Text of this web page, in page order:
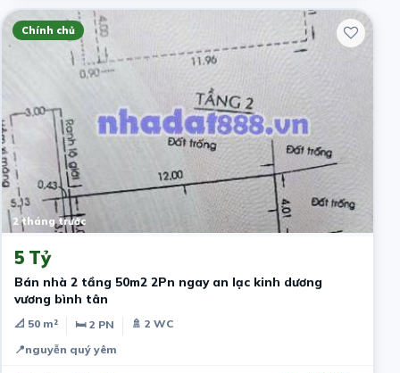
Chính chủ
2 tháng trước
5 Tỷ
Bán nhà 2 tầng 50m2 2Pn ngay an lạc kinh dương
vương bình tân
📐 50 m² 🛏 2 PN
🚿 2 WC
📍nguyễn quý yêm